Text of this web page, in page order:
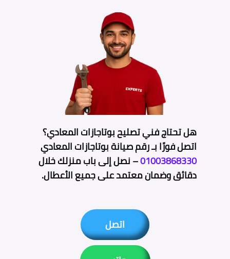
هل تحتاج فني تصليح بوتاجازات المعادي؟
اتصل فورًا بـ رقم صيانة بوتاجازات المعادي
01003868330
–نصلإلى باب منزلك خلال
دقائق وضمان معتمد على جميع الأعطال.
اتصل